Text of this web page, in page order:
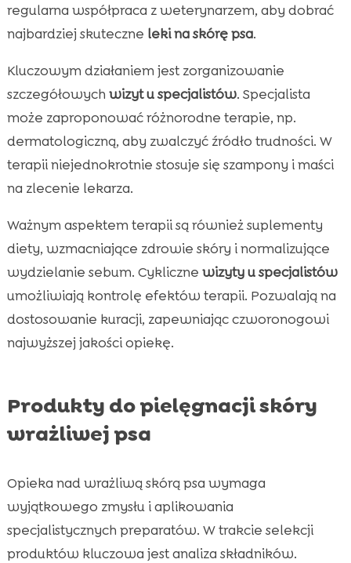
regularna współpraca z weterynarzem, aby dobrać
najbardziej skuteczne leki na skórę psa.
Kluczowym działaniem jest zorganizowanie
szczegółowych wizyt u specjalistów. Specjalista
może zaproponować różnorodne terapie, np.
dermatologiczną, aby zwalczyć źródło trudności. W
terapii niejednokrotnie stosuje się szampony i maści
na zlecenie lekarza.
Ważnym aspektem terapii są również suplementy
diety, wzmacniające zdrowie skóry i normalizujące
wydzielanie sebum. Cykliczne wizyty u specjalistów
umożliwiają kontrolę efektów terapii. Pozwalają na
dostosowanie kuracji, zapewniając czworonogowi
najwyższej jakości opiekę.
Produkty do pielęgnacji skóry
wrażliwej psa
Opieka nad wrażliwą skórą psa wymaga
wyjątkowego zmysłu i aplikowania
specjalistycznych preparatów. W trakcie selekcji
produktów kluczowa jest analiza składników.